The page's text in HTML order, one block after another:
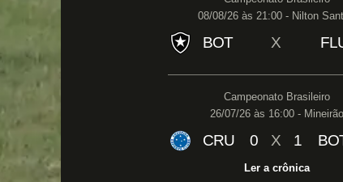
08/08/26 às 21:00 - Nilton
BOT X
Campeonato Brasileiro
26/07/26 às 16:00 - Mineirão
CRU 0 X 1
Ler a crônica